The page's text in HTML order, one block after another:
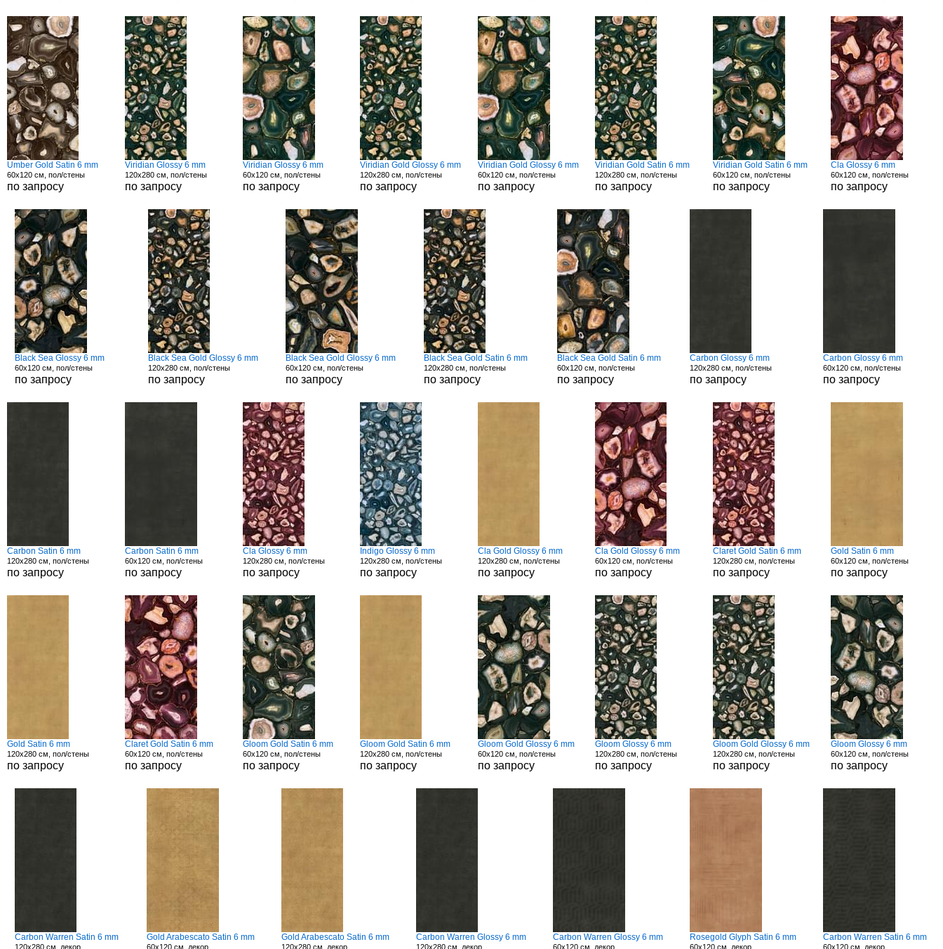
Umber Gold Satin 6 mm
60x120 см, пол/стены
по запросу
Viridian Glossy 6 mm
120x280 см, пол/стены
по запросу
Viridian Glossy 6 mm
60x120 см, пол/стены
по запросу
Viridian Gold Glossy 6 mm
120x280 см, пол/стены
по запросу
Viridian Gold Glossy 6 mm
60x120 см, пол/стены
по запросу
Viridian Gold Satin 6 mm
120x280 см, пол/стены
по запросу
Viridian Gold Satin 6 mm
60x120 см, пол/стены
по запросу
Cla Glossy 6 mm
60x120 см, пол/стены
по запросу
Black Sea Glossy 6 mm
60x120 см, пол/стены
по запросу
Black Sea Gold Glossy 6 mm
120x280 см, пол/стены
по запросу
Black Sea Gold Glossy 6 mm
60x120 см, пол/стены
по запросу
Black Sea Gold Satin 6 mm
120x280 см, пол/стены
по запросу
Black Sea Gold Satin 6 mm
60x120 см, пол/стены
по запросу
Carbon Glossy 6 mm
120x280 см, пол/стены
по запросу
Carbon Glossy 6 mm
60x120 см, пол/стены
по запросу
Carbon Satin 6 mm
120x280 см, пол/стены
по запросу
Carbon Satin 6 mm
60x120 см, пол/стены
по запросу
Cla Glossy 6 mm
120x280 см, пол/стены
по запросу
Indigo Glossy 6 mm
120x280 см, пол/стены
по запросу
Cla Gold Glossy 6 mm
120x280 см, пол/стены
по запросу
Cla Gold Glossy 6 mm
60x120 см, пол/стены
по запросу
Claret Gold Satin 6 mm
120x280 см, пол/стены
по запросу
Gold Satin 6 mm
60x120 см, пол/стены
по запросу
Gold Satin 6 mm
120x280 см, пол/стены
по запросу
Claret Gold Satin 6 mm
60x120 см, пол/стены
по запросу
Gloom Gold Satin 6 mm
60x120 см, пол/стены
по запросу
Gloom Gold Satin 6 mm
120x280 см, пол/стены
по запросу
Gloom Gold Glossy 6 mm
60x120 см, пол/стены
по запросу
Gloom Glossy 6 mm
120x280 см, пол/стены
по запросу
Gloom Gold Glossy 6 mm
120x280 см, пол/стены
по запросу
Gloom Glossy 6 mm
60x120 см, пол/стены
по запросу
Carbon Warren Satin 6 mm
120x280 см, декор
Gold Arabescato Satin 6 mm
60x120 см, декор
Gold Arabescato Satin 6 mm
120x280 см, декор
Carbon Warren Glossy 6 mm
120x280 см, декор
Carbon Warren Glossy 6 mm
60x120 см, декор
Rosegold Glyph Satin 6 mm
60x120 см, декор
Carbon Warren Satin 6 mm
60x120 см, декор